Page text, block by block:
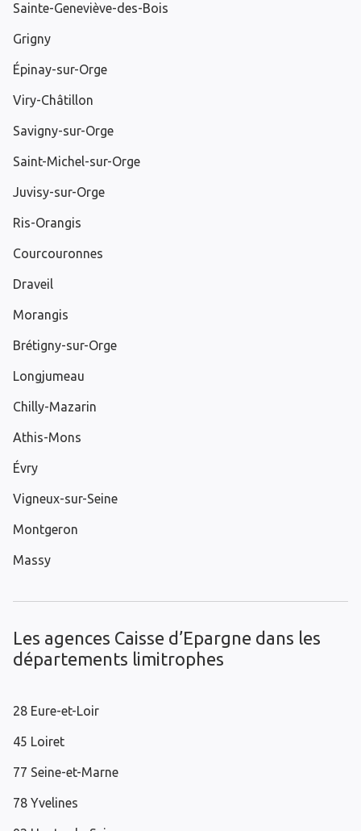
Sainte-Geneviève-des-Bois
Grigny
Épinay-sur-Orge
Viry-Châtillon
Savigny-sur-Orge
Saint-Michel-sur-Orge
Juvisy-sur-Orge
Ris-Orangis
Courcouronnes
Draveil
Morangis
Brétigny-sur-Orge
Longjumeau
Chilly-Mazarin
Athis-Mons
Évry
Vigneux-sur-Seine
Montgeron
Massy
Les agences Caisse d’Epargne dans les
départements limitrophes
28 Eure-et-Loir
45 Loiret
77 Seine-et-Marne
78 Yvelines